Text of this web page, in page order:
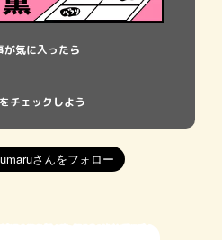
が気に入ったら
チェックしよう